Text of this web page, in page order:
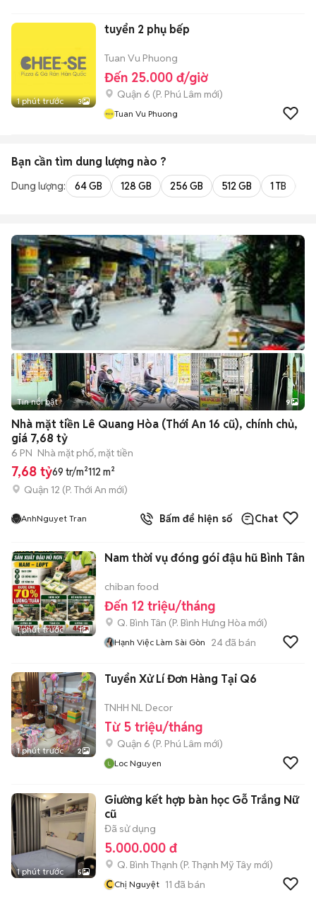
1 phút trước 3
tuyển 2 phụ bếp
Tuan Vu Phuong
Đến 25.000 đ/giờ
Quận 6 (P. Phú Lâm mới)
Tuan Vu Phuong
Bạn cần tìm dung lượng nào ?
Dung lượng: 64 GB 128 GB 256 GB 512 GB 1 TB
+2
Tin nổi bật 9
Nhà mặt tiền Lê Quang Hòa (Thới An 16 cũ), chính chủ,
giá 7,68 tỷ
6 PN Nhà mặt phố, mặt tiền
7,68 tỷ69 tr/m²112 m²
Quận 12 (P. Thới An mới)
AnhNguyet Tran Bấm để hiện số Chat
1 phút trước 1
Nam thời vụ đóng gói đậu hũ Bình Tân
chiban food
Đến 12 triệu/tháng
Q. Bình Tân (P. Bình Hưng Hòa mới)
Hạnh Việc Làm Sài Gòn 24đã bán
1 phút trước 2
Tuyển Xử Lí Đơn Hàng Tại Q6
TNHH NL Decor
Từ 5 triệu/tháng
Quận 6 (P. Phú Lâm mới)
Loc Nguyen
1 phút trước 5
Giường kết hợp bàn học Gỗ Trắng Nữ
cũ
Đã sử dụng
5.000.000 đ
Q. Bình Thạnh (P. Thạnh Mỹ Tây mới)
CChị Nguyệt 11 đã bán